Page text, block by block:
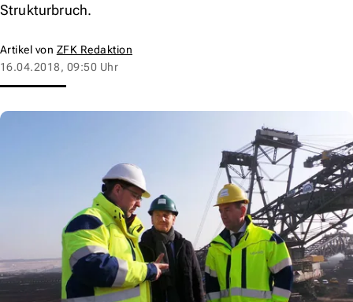
Strukturbruch.
Artikel von ZFK Redaktion
16.04.2018, 09:50 Uhr